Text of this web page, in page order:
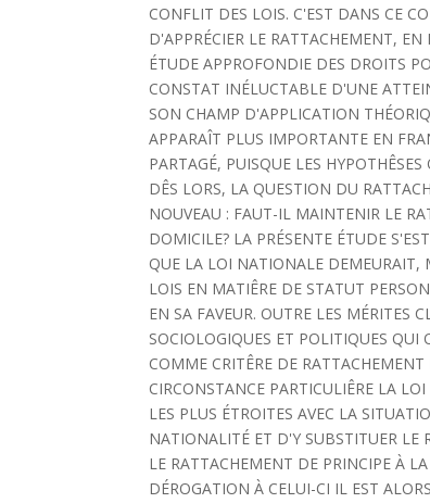
CONFLIT DES LOIS. C'EST DANS CE
D'APPRÉCIER LE RATTACHEMENT,
ÉTUDE APPROFONDIE DES DROITS
CONSTAT INÉLUCTABLE D'UNE
SON CHAMP D'APPLICATION
APPARAÎT PLUS IMPORTANTE EN
PARTAGÉ, PUISQUE LES
DÊS LORS, LA QUESTION DU
NOUVEAU : FAUT-IL MAINTENIR LE
DOMICILE? LA PRÉSENTE ÉTUDE
QUE LA LOI NATIONALE DEMEURAIT,
LOIS EN MATIÊRE DE STATUT
EN SA FAVEUR. OUTRE LES MÉRITES
SOCIOLOGIQUES ET POLITIQUES
COMME CRITÊRE DE
CIRCONSTANCE PARTICULIÊRE LA
LES PLUS ÉTROITES AVEC LA
NATIONALITÉ ET D'Y SUBSTITUER LE
LE RATTACHEMENT DE PRINCIPE À
DÉROGATION À CELUI-CI IL EST